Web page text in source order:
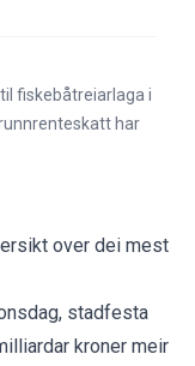
fiskebåtreiarlaga i
har
over dei mest
stadfesta
kroner meir